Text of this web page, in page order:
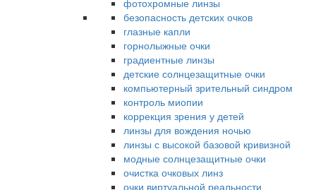
фотохромные линзы
безопасность детских очков
глазные капли
горнолыжные очки
градиентные линзы
детские солнцезащитные очки
компьютерный зрительный синдром
контроль миопии
коррекция зрения у детей
линзы для вождения ночью
линзы с высокой базовой кривизной
модные солнцезащитные очки
очистка очковых линз
очки виртуальной реальности